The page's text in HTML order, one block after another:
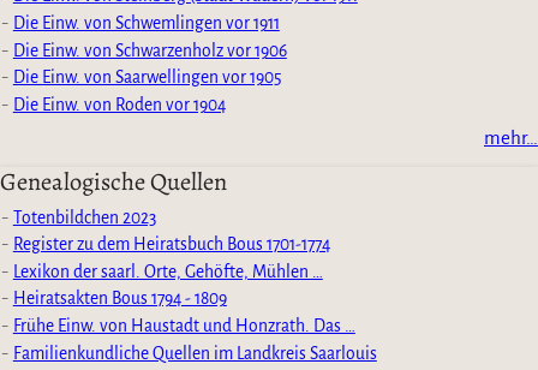
Die Einw. von Schwemlingen vor 1911
Die Einw. von Schwarzenholz vor 1906
Die Einw. von Saarwellingen vor 1905
Die Einw. von Roden vor 1904
mehr…
Genealogische Quellen
Totenbildchen 2023
Register zu dem Heiratsbuch Bous 1701-1774
Lexikon der saarl. Orte, Gehöfte, Mühlen …
Heiratsakten Bous 1794 - 1809
Frühe Einw. von Haustadt und Honzrath. Das …
Familienkundliche Quellen im Landkreis Saarlouis